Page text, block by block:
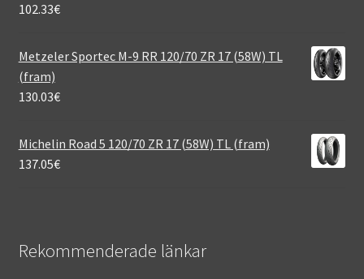
102.33€
Metzeler Sportec M-9 RR 120/70 ZR 17 (58W) TL
(fram)
130.03€
Michelin Road 5 120/70 ZR 17 (58W) TL (fram)
137.05€
Rekommenderade länkar